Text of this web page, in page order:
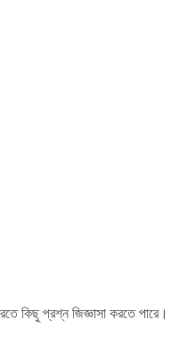
কিছু প্রশ্ন জিজ্ঞাসা করতে পারে।